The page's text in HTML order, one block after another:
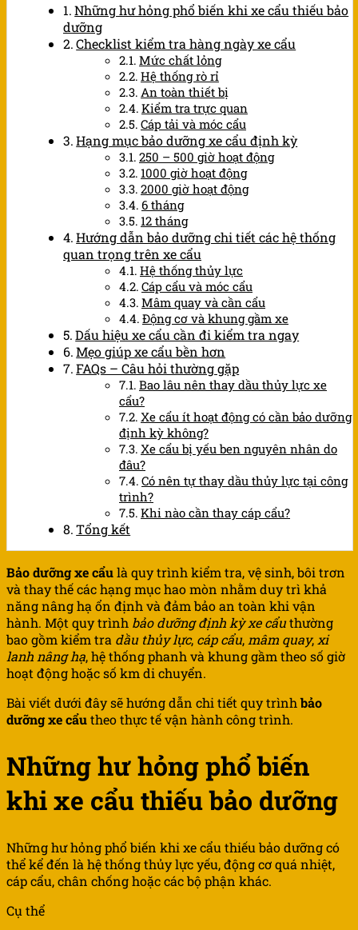
Những hư hỏng phổ biến khi xe cẩu thiếu bảo
dưỡng
Checklist kiểm tra hàng ngày xe cẩu
Mức chất lỏng
Hệ thống rò rỉ
An toàn thiết bị
Kiểm tra trực quan
Cáp tải và móc cẩu
Hạng mục bảo dưỡng xe cẩu định kỳ
250 – 500 giờ hoạt động
1000 giờ hoạt động
2000 giờ hoạt động
6 tháng
12 tháng
Hướng dẫn bảo dưỡng chi tiết các hệ thống
quan trọng trên xe cẩu
Hệ thống thủy lực
Cáp cẩu và móc cẩu
Mâm quay và cần cẩu
Động cơ và khung gầm xe
Dấu hiệu xe cẩu cần đi kiểm tra ngay
Mẹo giúp xe cẩu bền hơn
FAQs – Câu hỏi thường gặp
Bao lâu nên thay dầu thủy lực xe
cẩu?
Xe cẩu ít hoạt động có cần bảo dưỡng
định kỳ không?
Xe cẩu bị yếu ben nguyên nhân do
đâu?
Có nên tự thay dầu thủy lực tại công
trình?
Khi nào cần thay cáp cẩu?
Tổng kết
Bảo dưỡng xe cẩulà quy trình kiểm tra, vệ sinh, bôi trơn
và thay thế các hạng mục hao mòn nhằm duy trì khả
năng nâng hạ ổn định và đảm bảo an toàn khi vận
hành. Một quy trình bảo dưỡng định kỳ xe cẩuthường
bao gồm kiểm tra dầu thủy lực, cáp cẩu, mâm quay, xi
lanh nâng hạ, hệ thống phanh và khung gầm theo số giờ
hoạt động hoặc số km di chuyển.
Bài viết dưới đây sẽ hướng dẫn chi tiết quy trìnhbảo
dưỡng xe cẩutheo thực tế vận hành công trình.
Những hư hỏng phổ biến
khi xe cẩu thiếu bảo dưỡng
Những hư hỏng phổ biến khi xe cẩu thiếu bảo dưỡng có
thể kể đến là hệ thống thủy lực yếu, động cơ quá nhiệt,
cáp cẩu, chân chống hoặc các bộ phận khác.
Cụ thể